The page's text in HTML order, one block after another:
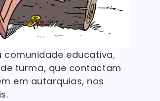
comunidade educativa,
turma, que contactam
em autarquias, nos